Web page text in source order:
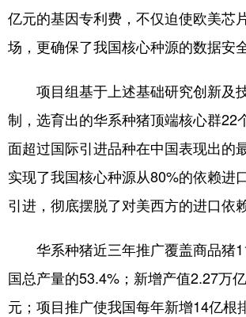
亿元的基因专利费，不仅迫使欧美芯
场，更确保了我国核心种源的数据安全
项目组基于上述基础研究创新及
制，选育出的华系种猪顶端核心群22
面超过国际引进品种在中国表现出的
实现了我国核心种源从80%的依赖进
引进，彻底摆脱了对美西方的进口依赖
华系种猪近三年推广覆盖商品猪
国总产量的53.4%；新增产值2.27万
元；项目推广使我国每年新增14亿根